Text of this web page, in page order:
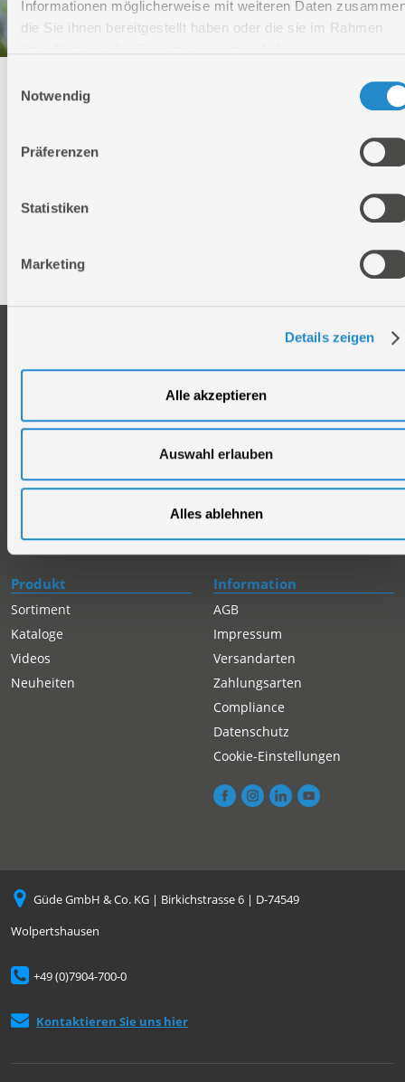
Informationen möglicherweise mit weiteren Daten
die Sie ihnen bereitgestellt haben oder die sie im Rahmen
Notwendig
Präferenzen
Statistiken
Marketing
Details zeigen
Alle akzeptieren
Auswahl erlauben
Alles ablehnen
Technischer Service
Montag - Freitag
Geschlossen
Telefax: +49 (0)7904-70051999
Händlersuche
Servicepartner-International
Autorisierter Internetpartner
Reparaturauftrag/Reklamation
Rückgabe gekaufter Artikel
Produkt
Sortiment
Kataloge
Videos
Neuheiten
Information
AGB
Impressum
Versandarten
Zahlungsarten
Compliance
Datenschutz
Cookie-Einstellungen
Güde GmbH & Co. KG | Birkichstrasse 6 | D-74549
Wolpertshausen
+49 (0)7904-700-0
Kontaktieren Sie uns hier